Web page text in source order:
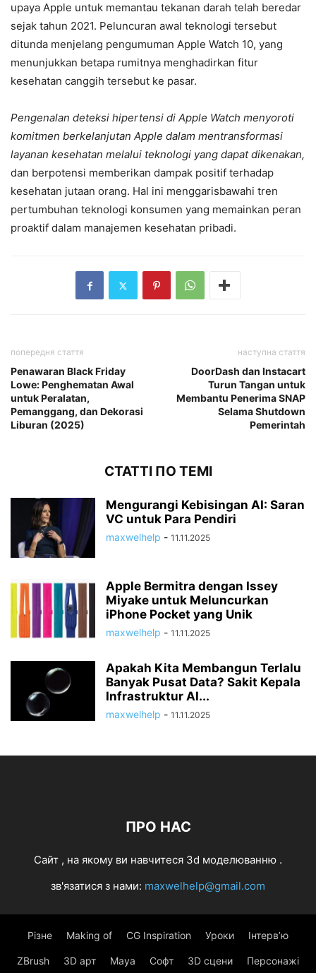
upaya Apple untuk memantau tekanan darah telah beredar
sejak tahun 2021. Peluncuran awal teknologi tersebut
ditunda menjelang pengumuman Apple Watch 10, yang
menunjukkan betapa rumitnya menghadirkan fitur
kesehatan canggih tersebut ke pasar.
Pengenalan deteksi hipertensi di Apple Watch menyoroti
komitmen berkelanjutan Apple dalam mentransformasi
layanan kesehatan melalui teknologi yang dapat dikenakan,
dan berpotensi memberikan dampak positif terhadap
kesehatan jutaan orang. Hal ini menggarisbawahi tren
pertumbuhan teknologi konsumen yang memainkan peran
proaktif dalam manajemen kesehatan pribadi.
попередня стаття
Penawaran Black Friday
Lowe: Penghematan Awal
untuk Peralatan,
Pemanggang, dan Dekorasi
Liburan (2025)
наступна стаття
DoorDash dan Instacart
Turun Tangan untuk
Membantu Penerima SNAP
Selama Shutdown
Pemerintah
СТАТТІ ПО ТЕМІ
Mengurangi Kebisingan AI: Saran
VC untuk Para Pendiri
maxwelhelp - 11.11.2025
Apple Bermitra dengan Issey
Miyake untuk Meluncurkan
iPhone Pocket yang Unik
maxwelhelp - 11.11.2025
Apakah Kita Membangun Terlalu
Banyak Pusat Data? Sakit Kepala
Infrastruktur AI...
maxwelhelp - 11.11.2025
ПРО НАС
Cайт , на якому ви навчитеся 3d моделюванню .
зв'язатися з нами: maxwelhelp@gmail.com
Різне Making of CG Inspiration Уроки Інтерв’ю
ZBrush 3D арт Maya Софт 3D сцени Персонажі